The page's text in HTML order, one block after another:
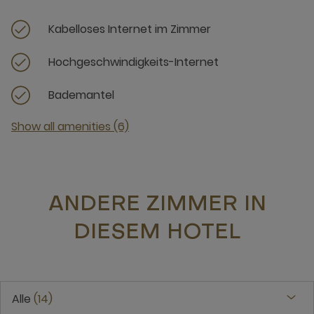
Kabelloses Internet im Zimmer
Hochgeschwindigkeits-Internet
Bademantel
Show all amenities (6)
ANDERE ZIMMER IN
DIESEM HOTEL
Alle 14